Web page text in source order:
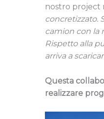
nostro project
concretizzato.
camion con la
Rispetto alla
arriva a
Questa
realizzare